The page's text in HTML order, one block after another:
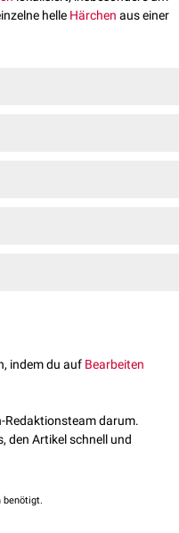
helle Härchen aus einer
indem du auf Bearbeiten
Redaktionsteam darum.
den Artikel schnell und
benötigt.